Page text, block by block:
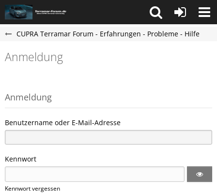
CUPRA Terramar Forum - Erfahrungen - Probleme - Hilfe
Anmeldung
Anmeldung
Benutzername oder E-Mail-Adresse
Kennwort
Kennwort vergessen